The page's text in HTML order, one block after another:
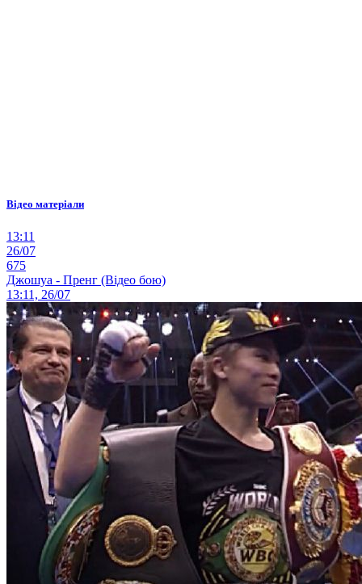
Відео матеріали
13:11
26/07
675
Джошуа - Пренг (Відео бою)
13:11, 26/07